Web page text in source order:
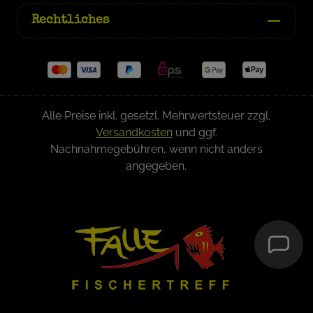
Rechtliches
Alle Preise inkl. gesetzl. Mehrwertsteuer zzgl.
Versandkostenund ggf.
Nachnahmegebühren, wenn nicht anders
angegeben.